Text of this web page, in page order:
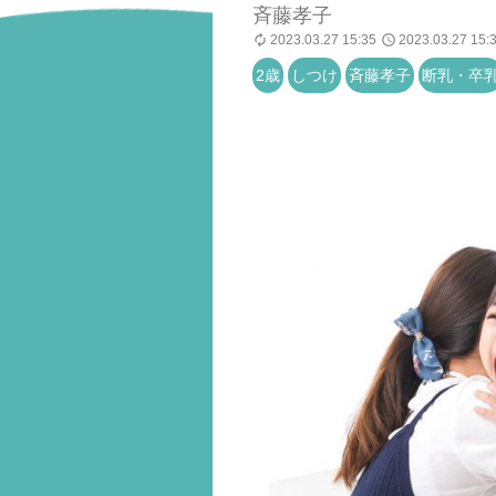
斉藤孝子
2023.03.27 15:35 2023.03.27
2歳 しつけ 斉藤孝子 断乳・卒